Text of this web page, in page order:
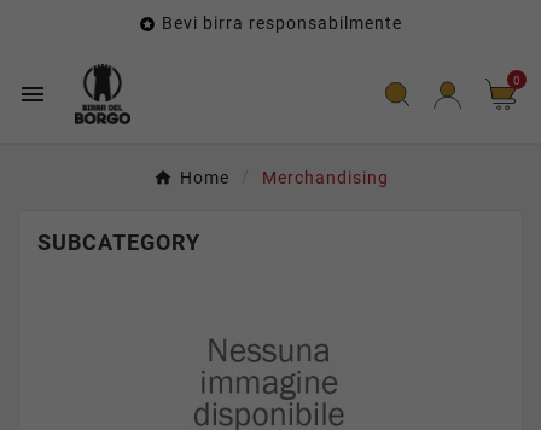
 Bevi birra responsabilmente
 0
Home Merchandising
SUBCATEGORY